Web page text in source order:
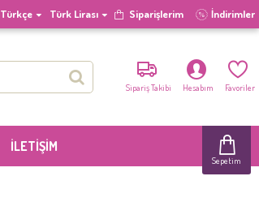
Türkçe Türk Lirası Siparişlerim İndirimler
Sipariş Takibi Hesabım Favoriler
İLETIŞIM
Sepetim